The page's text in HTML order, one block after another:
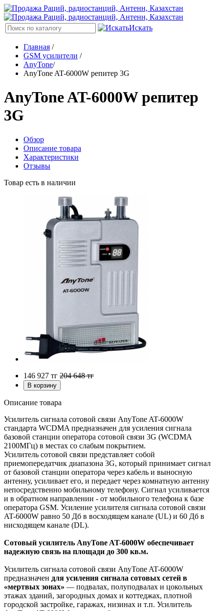
Искать
Главная /
GSM усилители /
AnyTone/
AnyTone AT-6000W репитер 3G
AnyTone AT-6000W репитер
3G
Обзор
Описание товара
Характеристики
Отзывы
Товар есть в наличии
146 927 тг 204 648тг
Описание товара
Усилитель сигнала сотовой связи AnyTone AT-6000W
стандарта WCDMA предназначен для усиления сигнала
базовой станции оператора сотовой связи 3G (WCDMA
2100МГц) в местах со слабым покрытием.
Усилитель сотовой связи представляет собой
приемопередатчик диапазона 3G, который принимает сигнал
от базовой станции оператора через кабель и выносную
антенну, усиливает его, и передает через комнатную антенну
непосредственно мобильному телефону. Сигнал усиливается
и в обратном направлении - от мобильного телефона к базе
оператора GSM. Усиление усилителя сигнала сотовой связи
AT-6000W равно 50 Дб в восходящем канале (UL) и 60 Дб в
нисходящем канале (DL).
Сотовый усилитель AnyTone AT-6000W обеспечивает
надежную связь на площади до 300 кв.м.
Усилитель сигнала сотовой связи AnyTone AT-6000W
предназначен для усиления сигнала сотовых сетей в
«мертвых зонах» — подвалах, полуподвалах и цокольных
этажах зданий, загородных домах и коттеджах, плотной
городской застройке, гаражах, низинах и т.п. Усилитель